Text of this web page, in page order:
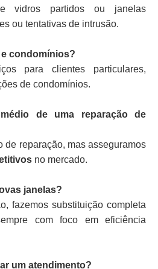
vidros partidos ou janelas
ou tentativas de intrusão.
condomínios?
para clientes particulares,
de condomínios.
de uma reparação de
de reparação, mas asseguramos
no mercado.
janelas?
fazemos substituição completa
com foco em eficiência
um atendimento?